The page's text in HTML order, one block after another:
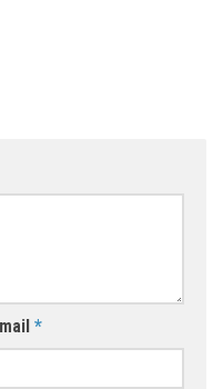
*